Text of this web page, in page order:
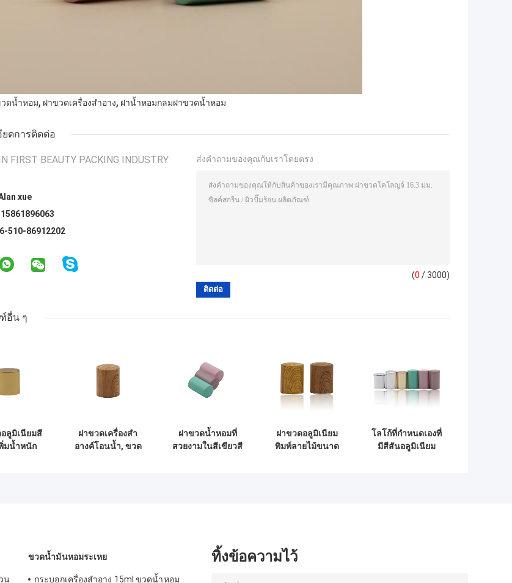
ดน้ำหอม, ฝาขวดเครื่องสำอาง, ฝาน้ำหอมกลมฝาขวดน้ำหอม
ยดการติดต่อ
FIRST BEAUTY PACKING INDUSTRY
xue
510-86912202
ส่งคำถามของคุณกับเราโดยตรง
(0 / 3000)
อื่น ๆ
ลูมิเนียมสี
มน้ำหนัก
ฝาขวดเครื่องสำ
อางค์โอนน้ำ, ขวด
ฝาขวดน้ำหอมที่
สวยงามในสีเขียวสี
ฝาขวดอลูมิเนียม
พิมพ์ลายไม้ขนาด
โลโก้ที่กำหนดเองที่
มีสีสันอลูมิเนียม
น
ขวดน้ำมันหอมระเหย
กระบอกเครื่องสำอาง 15ml ขวดน้ำหอม
ทิ้งข้อความไว้